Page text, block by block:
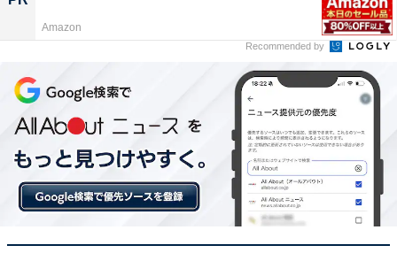
Amazon
Recommended by